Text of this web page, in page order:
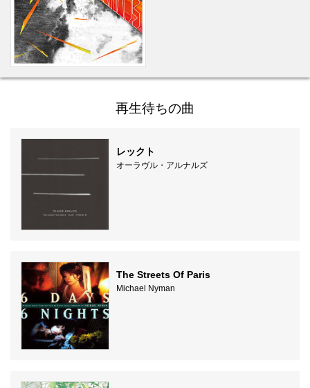
再生待ちの曲
レックト
オーラヴル・アルナルズ
The Streets Of Paris
Michael Nyman